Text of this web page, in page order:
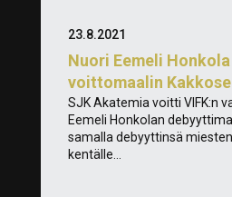
Nuori Eemeli
voittomaalin
23.8.2021
SJK Akatemia voitti VIFK:n
Eemeli Honkolan
samalla debyyttinsä
kentälle...